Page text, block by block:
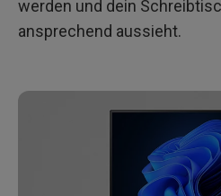
werden und dein
ansprechend aussieht.